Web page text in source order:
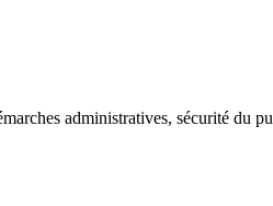
administratives, sécurité du